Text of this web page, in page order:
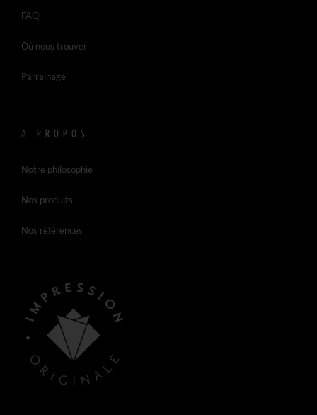
FAQ
Où nous trouver
Parrainage
A PROPOS
Notre philosophie
Nos produits
Nos références